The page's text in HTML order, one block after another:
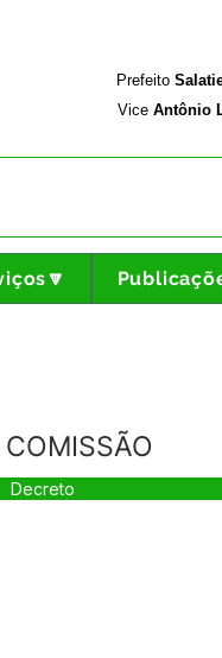
Prefeito
Vice Antônio
Decreto